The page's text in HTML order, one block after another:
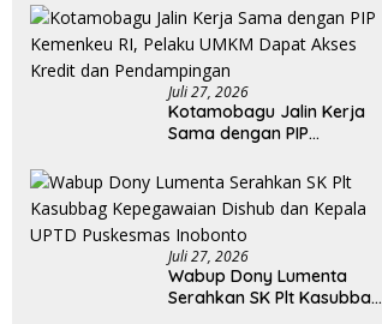
Angkatan II 2026
Juli 27, 2026
Kotamobagu Jalin Kerja
Sama dengan PIP
Dapat Akses Kredit dan
Pendampingan
Juli 27, 2026
Wabup Dony Lumenta
Serahkan SK Plt Kasubbag